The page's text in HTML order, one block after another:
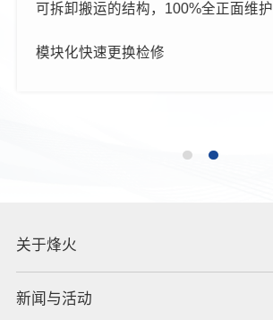
可拆卸搬运的结构，100%全正面维护
模块化快速更换检修
关于烽火
新闻与活动